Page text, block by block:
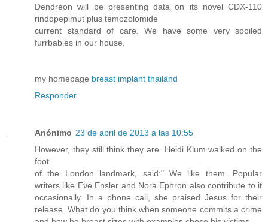
Dendreon will be presenting data on its novel CDX-110
rindopepimut plus temozolomide
current standard of care. We have some very spoiled
furrbabies in our house.
my homepage breast implant thailand
Responder
Anónimo 23 de abril de 2013 a las 10:55
However, they still think they are. Heidi Klum walked on the
foot
of the London landmark, said:" We like them. Popular
writers like Eve Ensler and Nora Ephron also contribute to it
occasionally. In a phone call, she praised Jesus for their
release. What do you think when someone commits a crime